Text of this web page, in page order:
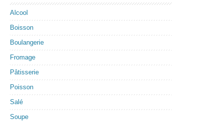
Alcool
Boisson
Boulangerie
Fromage
Pâtisserie
Poisson
Salé
Soupe